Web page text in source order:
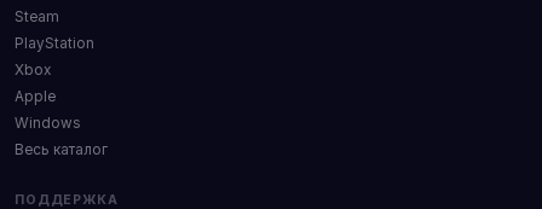
Steam
PlayStation
Xbox
Apple
Windows
Весь каталог
ПОДДЕРЖКА